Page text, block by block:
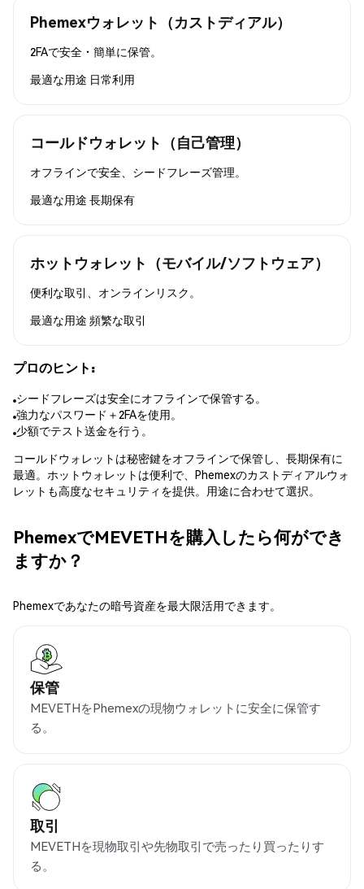
Phemexウォレット（カストディアル）
2FAで安全・簡単に保管。
最適な用途 日常利用
コールドウォレット（自己管理）
オフラインで安全、シードフレーズ管理。
最適な用途 長期保有
ホットウォレット（モバイル/ソフトウェア）
便利な取引、オンラインリスク。
最適な用途 頻繁な取引
プロのヒント:
シードフレーズは安全にオフラインで保管する。
強力なパスワード＋2FAを使用。
少額でテスト送金を行う。
コールドウォレットは秘密鍵をオフラインで保管し、長期保有に
最適。ホットウォレットは便利で、Phemexのカストディアルウォ
レットも高度なセキュリティを提供。用途に合わせて選択。
PhemexでMEVETHを購入したら何ができ
ますか？
Phemexであなたの暗号資産を最大限活用できます。
保管
MEVETHをPhemexの現物ウォレットに安全に保管す
る。
取引
MEVETHを現物取引や先物取引で売ったり買ったりす
る。